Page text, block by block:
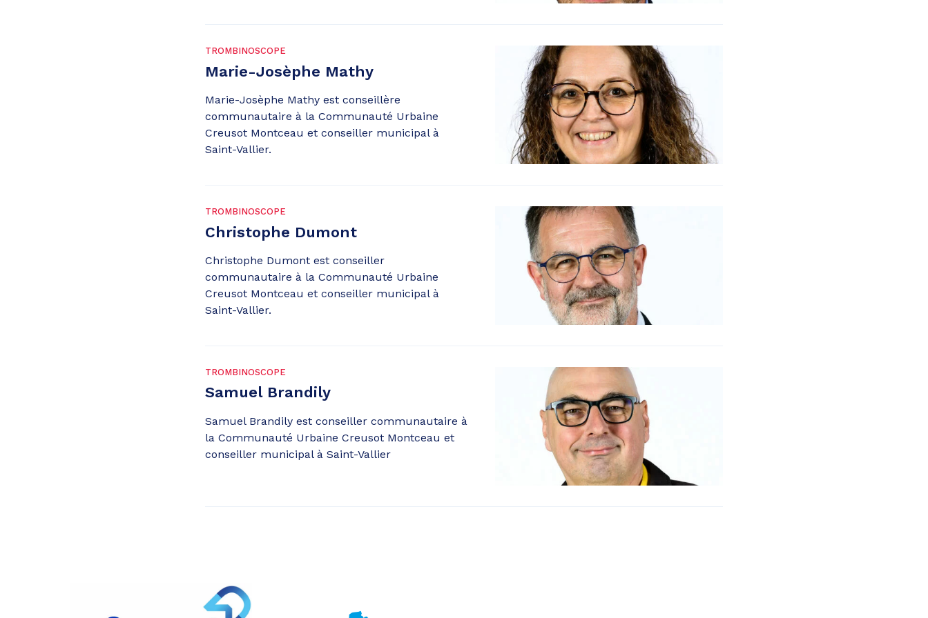
TROMBINOSCOPE
Marie-Josèphe Mathy
Marie-Josèphe Mathy est conseillère
communautaire à la Communauté Urbaine
Creusot Montceau et conseiller municipal à
Saint-Vallier.
TROMBINOSCOPE
Christophe Dumont
Christophe Dumont est conseiller
communautaire à la Communauté Urbaine
Creusot Montceau et conseiller municipal à
Saint-Vallier.
TROMBINOSCOPE
Samuel Brandily
Samuel Brandily est conseiller communautaire à
la Communauté Urbaine Creusot Montceau et
conseiller municipal à Saint-Vallier